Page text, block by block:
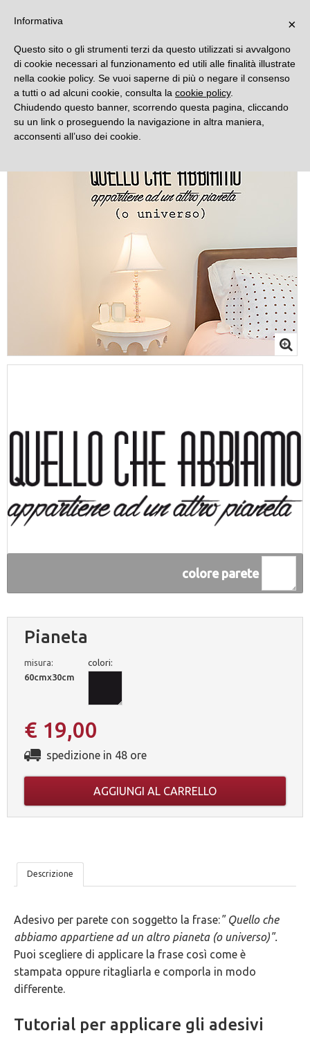
colore parete
Pianeta
misura:
60cmx30cm
colori:
€ 19,00
spedizione in 48 ore
AGGIUNGI AL CARRELLO
LE
5
GARANZIE
Descrizione
Adesivo per parete con soggetto la frase:" Quello che
abbiamo appartiene ad un altro pianeta (o universo)".
Puoi scegliere di applicare la frase così come è
stampata oppure ritagliarla e comporla in modo
differente.
Tutorial per applicare gli adesivi
×
Informativa
Questo sito o gli strumenti terzi da questo utilizzati si avvalgono
di cookie necessari al funzionamento ed utili alle finalità illustrate
nella cookie policy. Se vuoi saperne di più o negare il consenso
a tutti o ad alcuni cookie, consulta la cookie policy.
Chiudendo questo banner, scorrendo questa pagina, cliccando
su un link o proseguendo la navigazione in altra maniera,
acconsenti all’uso dei cookie.